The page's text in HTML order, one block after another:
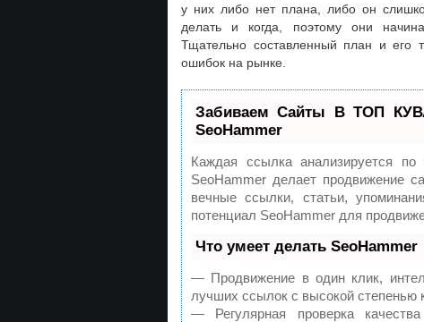
у них либо нет плана, либо он
делать и когда, поэтому они
Тщательно составленный план и его
ошибок на рынке.
Забиваем Сайты В ТОП
SeoHammer
Каждая ссылка анализируется по
SeoHammer делает продвижение
вечные ссылки, статьи,
потенциал SeoHammer для
Что умеет делать SeoHammer
— Продвижение в один клик,
лучших ссылок с высокой степенью
— Регулярная проверка